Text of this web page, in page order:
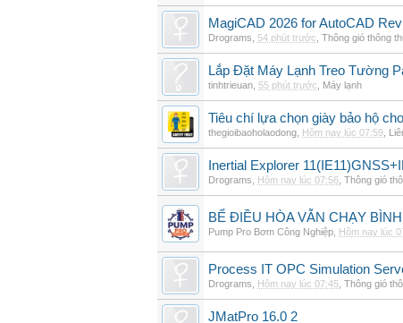
MagiCAD 2026 for AutoCAD
Drograms 54 phút trước Thông gió thông
Lắp Đặt Máy Lạnh Treo Tường
tinhtrieuan 55 phút trước Máy lạnh
Tiêu chí lựa chọn giày bảo hộ
thegioibaoholaodong Hôm nay lúc 07:59
Inertial Explorer
Drograms Hôm nay lúc 07:56 Thông gió
BỂ ĐIỀU HÒA VẪN CHẠY
Pump Pro Bơm Công Nghiệp Hôm nay lúc
Process IT OPC Simulation
Drograms Hôm nay lúc 07:45 Thông gió
JMatPro 16.0 2